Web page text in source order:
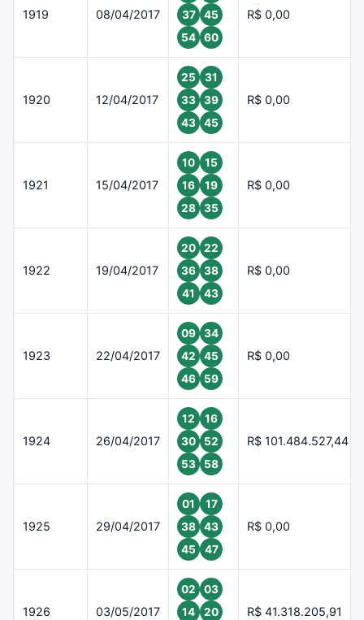
1919 08/04/2017
37
45
54
60
R$ 0,00
1920 12/04/2017
25
31
33
39
43
45
R$ 0,00
1921 15/04/2017
10
15
16
19
28
35
R$ 0,00
1922 19/04/2017
20
22
36
38
41
43
R$ 0,00
1923 22/04/2017
09
34
42
45
46
59
R$ 0,00
1924 26/04/2017
12
16
30
52
53
58
R$ 101.484.527,44
1925 29/04/2017
01
17
38
43
45
47
R$ 0,00
1926 03/05/2017
02
03
14
20
R$ 41.318.205,91